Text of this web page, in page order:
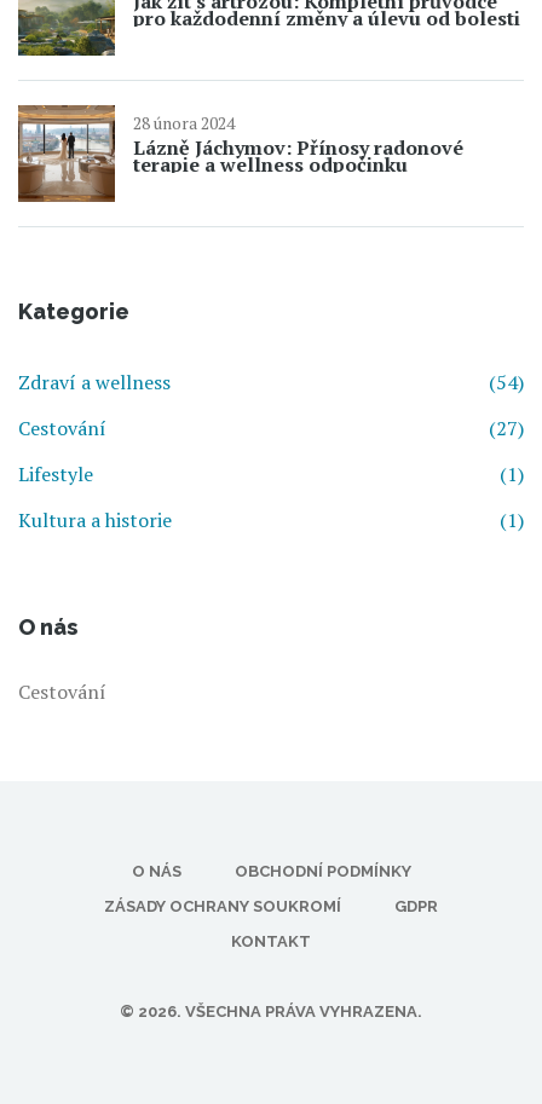
pro každodenní změny a úlevu od bolesti
28 února 2024
Lázně Jáchymov: Přínosy radonové
terapie a wellness odpočinku
Kategorie
Zdraví a wellness
(54)
Cestování
(27)
Lifestyle
(1)
Kultura a historie
(1)
O nás
Cestování
O NÁS
OBCHODNÍ PODMÍNKY
ZÁSADY OCHRANY SOUKROMÍ
GDPR
KONTAKT
© 2026. VŠECHNA PRÁVA VYHRAZENA.